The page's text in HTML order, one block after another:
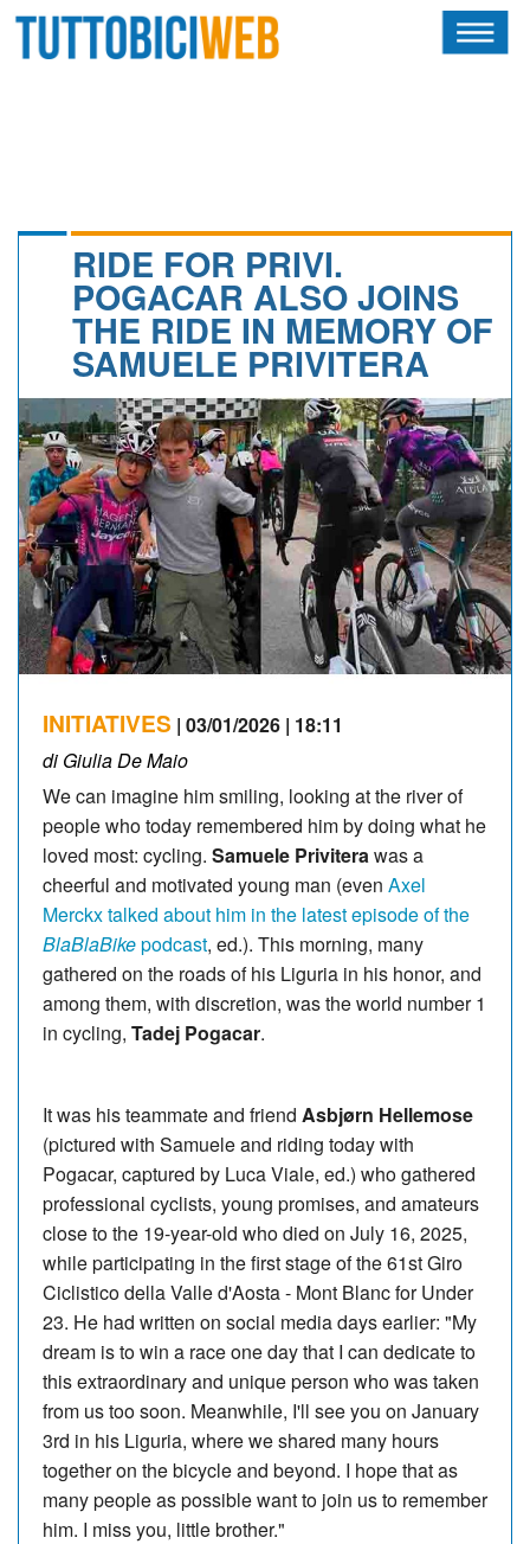
CALENDARIO
ALBI D'ORO
NEWSLETTER
RIDE FOR PRIVI.
POGACAR ALSO JOINS
THE RIDE IN MEMORY OF
SAMUELE PRIVITERA
INITIATIVES | 03/01/2026 | 18:11
di Giulia De Maio
We can imagine him smiling, looking at the river of
people who today remembered him by doing what he
loved most: cycling. Samuele Priviterawas a
cheerful and motivated young man (even Axel
Merckx talked about him in the latest episode of the
BlaBlaBikepodcast, ed.). This morning, many
gathered on the roads of his Liguria in his honor, and
among them, with discretion, was the world number 1
in cycling, Tadej Pogacar.
It was his teammate and friend Asbjørn Hellemose
(pictured with Samuele and riding today with
Pogacar, captured by Luca Viale, ed.) who gathered
professional cyclists, young promises, and amateurs
close to the 19-year-old who died on July 16, 2025,
while participating in the first stage of the 61st Giro
Ciclistico della Valle d'Aosta - Mont Blanc for Under
23. He had written on social media days earlier: "My
dream is to win a race one day that I can dedicate to
this extraordinary and unique person who was taken
from us too soon. Meanwhile, I'll see you on January
3rd in his Liguria, where we shared many hours
together on the bicycle and beyond. I hope that as
many people as possible want to join us to remember
him. I miss you, little brother."